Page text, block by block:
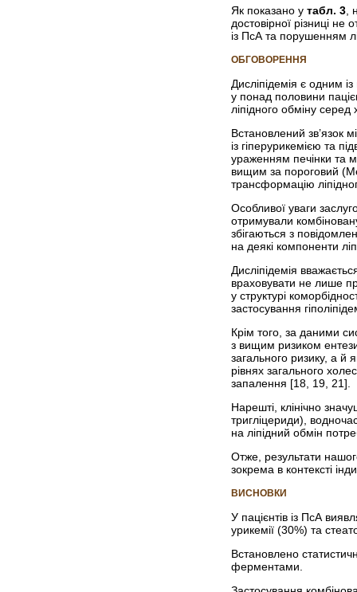
Як показано у табл. 3 ,
достовірної різниці
із ПсА та порушенням
ОБГОВОРЕННЯ
Дисліпідемія є одним
у понад половини
ліпідного обміну
Встановлений зв’язок
із гіперурикемією та
ураженням печінки та
вищим за пороговий
трансформацію
Особливої уваги
отримували
збігаються з
на деякі компоненти
Дисліпідемія
враховувати не лише
у структурі
застосування
Крім того, за даними
з вищим ризиком
загального ризику, а й
рівнях загального
запалення [18, 19, 21].
Нарешті, клінічно
тригліцериди),
на ліпідний обмін
Отже, результати
зокрема в контексті
ВИСНОВКИ
У пацієнтів із ПсА
урикемії (30%) та
Встановлено
ферментами.